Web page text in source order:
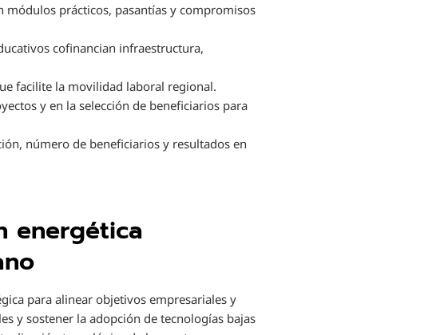
módulos prácticos, pasantías y compromisos
cofinancian infraestructura,
facilite la movilidad laboral regional.
y en la selección de beneficiarios para
número de beneficiarios y resultados en
energética
para alinear objetivos empresariales y
y sostener la adopción de tecnologías bajas